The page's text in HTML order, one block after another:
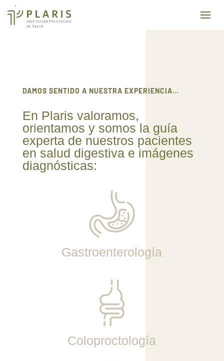
DAMOS SENTIDO A NUESTRA EXPERIENCIA…
En Plaris valoramos,
orientamos y somos la guía
experta de nuestros pacientes
en salud digestiva e imágenes
diagnósticas:
Gastroenterología
Coloproctología